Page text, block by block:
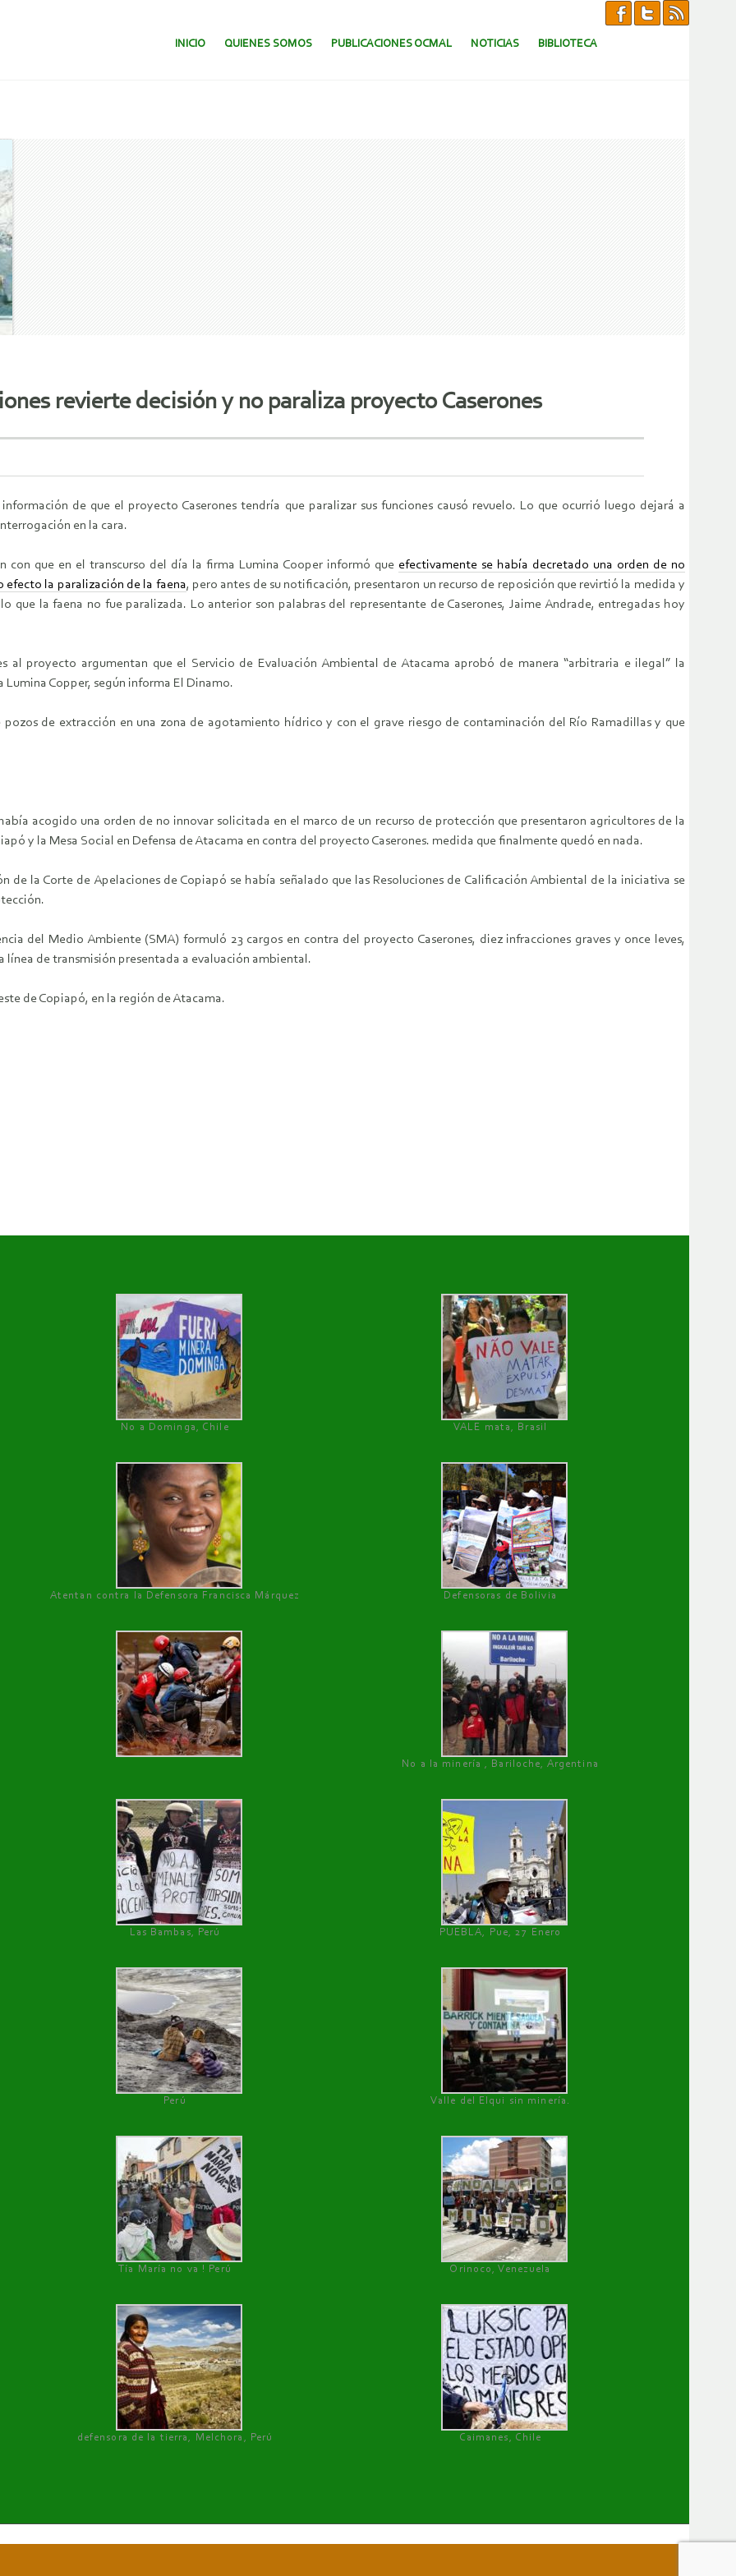
SALTAR AL CONTENIDO.
INICIO QUIENES SOMOS PUBLICACIONES OCMAL NOTICIAS BIBLIOTECA
revierte decisión y no paraliza proyecto Caserones
de que el proyecto Caserones tendría que paralizar sus funciones causó revuelo. Lo que ocurrió luego dejará a
en la cara.
con que en el transcurso del día la firma Lumina Cooper informó que efectivamente se había decretado una orden de no
efecto la paralización de la faena, pero antes de su notificación, presentaron un recurso de reposición que revirtió la medida y
que la faena no fue paralizada. Lo anterior son palabras del representante de Caserones, Jaime Andrade, entregadas hoy
al proyecto argumentan que el Servicio de Evaluación Ambiental de Atacama aprobó de manera “arbitraria e ilegal” la
Copper, según informa El Dinamo.
de extracción en una zona de agotamiento hídrico y con el grave riesgo de contaminación del Río Ramadillas y que
acogido una orden de no innovar solicitada en el marco de un recurso de protección que presentaron agricultores de la
y la Mesa Social en Defensa de Atacama en contra del proyecto Caserones. medida que finalmente quedó en nada.
de la Corte de Apelaciones de Copiapó se había señalado que las Resoluciones de Calificación Ambiental de la iniciativa se
del Medio Ambiente (SMA) formuló 23 cargos en contra del proyecto Caserones, diez infracciones graves y once leves,
línea de transmisión presentada a evaluación ambiental.
de Copiapó, en la región de Atacama.
No a Dominga, Chile
VALE mata, Brasil
Atentan contra la Defensora Francisca Márquez Defensoras de Bolivia
No a la minería , Bariloche, Argentina
Las Bambas, Perú PUEBLA, Pue, 27 Enero
Perú Valle del Elqui sin minería.
Tía María no va ! Perú Orinoco, Venezuela
defensora de la tierra, Melchora, Perú Caimanes, Chile